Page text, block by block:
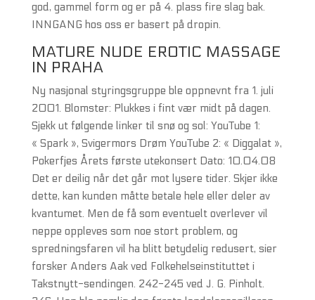
god, gammel form og er på 4. plass fire slag bak.
INNGANG hos oss er basert på dropin.
MATURE NUDE EROTIC MASSAGE
IN PRAHA
Ny nasjonal styringsgruppe ble oppnevnt fra 1. juli
2001. Blomster: Plukkes i fint vær midt på dagen.
Sjekk ut følgende linker til snø og sol: YouTube 1:
« Spark », Svigermors Drøm YouTube 2: « Diggalat »,
Pokerfjes Årets første utekonsert Dato: 10.04.08
Det er deilig når det går mot lysere tider. Skjer ikke
dette, kan kunden måtte betale hele eller deler av
kvantumet. Men de få som eventuelt overlever vil
neppe oppleves som noe stort problem, og
spredningsfaren vil ha blitt betydelig redusert, sier
forsker Anders Aak ved Folkehelseinstituttet i
Takstnytt-sendingen. 242-245 ved J. G. Pinholt.